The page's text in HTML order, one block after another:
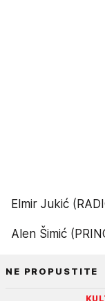
Elmir Jukić
Alen Šimić
NE PROPUSTITE